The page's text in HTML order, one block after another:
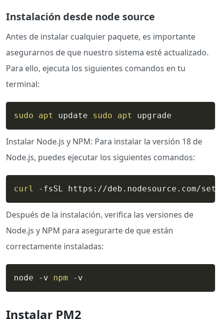
Instalación desde node source
Antes de instalar cualquier paquete, es importante
asegurarnos de que nuestro sistema esté actualizado.
Para ello, ejecuta los siguientes comandos en tu
terminal:
sudo apt update sudo apt upgrade
Instalar Node.js y NPM: Para instalar la versión 18 de
Node.js, puedes ejecutar los siguientes comandos:
curl -fsSL https://deb.nodesource.com/
Después de la instalación, verifica las versiones de
Node.js y NPM para asegurarte de que están
correctamente instaladas:
node -v npm -v
Instalar PM2